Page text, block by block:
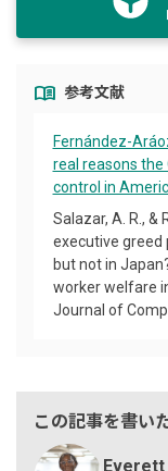
menu_book 参考文献
Fernández-
real reasons the
control in
Salazar, A. R., &
executive greed
but not in
worker welfare
Journal of
この記事を書い